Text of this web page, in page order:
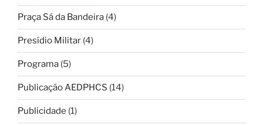
Praça Sá da Bandeira (4)
Presídio Militar (4)
Programa (5)
Publicação AEDPHCS (14)
Publicidade (1)